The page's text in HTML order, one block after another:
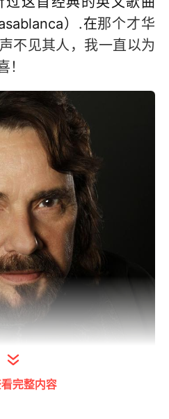
）.在那个才华
不见其人，我一直以为
完整内容